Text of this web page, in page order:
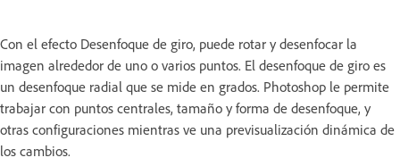
Con el efecto Desenfoque de giro, puede rotar y desenfocar la
imagen alrededor de uno o varios puntos. El desenfoque de giro es
un desenfoque radial que se mide en grados. Photoshop le permite
trabajar con puntos centrales, tamaño y forma de desenfoque, y
otras configuraciones mientras ve una previsualización dinámica de
los cambios.